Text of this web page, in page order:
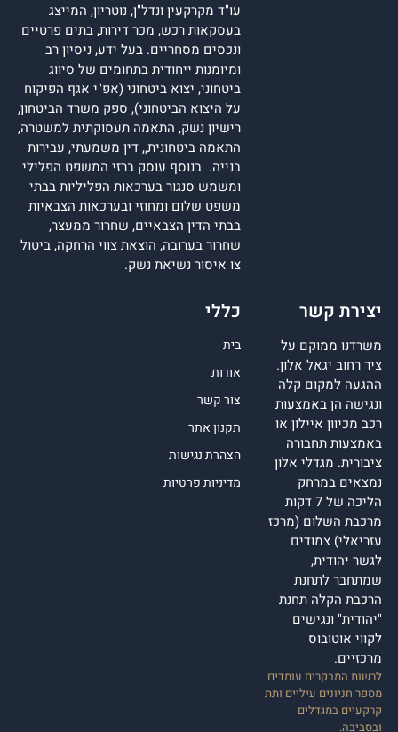
עו"ד מקרקעין ונדל"ן, נוטריון, המייצג
בעסקאות רכש, מכר דירות, בתים פרטיים
ונכסים מסחריים. בעל ידע, ניסיון רב
ומיומנות ייחודית בתחומים של סיווג
ביטחוני, יצוא ביטחוני (אפ"י אגף הפיקוח
על היצוא הביטחוני), ספק משרד הביטחון,
רישיון נשק, התאמה תעסוקתית למשטרה,
התאמה ביטחונית,, דין משמעתי, עבירות
בנייה. בנוסף עוסק ברזי המשפט הפלילי
ומשמש סנגור בערכאות הפליליות בבתי
משפט שלום ומחוזי ובערכאות הצבאיות
בבתי הדין הצבאיים, שחרור ממעצר,
שחרור בערובה, הוצאת צווי הרחקה, ביטול
צו איסור נשיאת נשק.
יצירת קשר
משרדנו ממוקם על
ציר רחוב יגאל אלון.
ההגעה למקום קלה
ונגישה הן באמצעות
רכב מכיוון איילון או
באמצעות תחבורה
ציבורית. מגדלי אלון
נמצאים במרחק
הליכה של 7 דקות
מרכבת השלום (מרכז
עזריאלי) צמודים
לגשר יהודית,
שמתחבר לתחנת
הרכבת הקלה תחנת
"יהודית" ונגישים
לקווי אוטובוס
מרכזיים.
לרשות המבקרים עומדים
מספר חניונים עיליים ותת
קרקעיים במגדלים
ובסביבה.
כללי
בית
אודות
צור קשר
תקנון אתר
הצהרת נגישות
מדיניות פרטיות